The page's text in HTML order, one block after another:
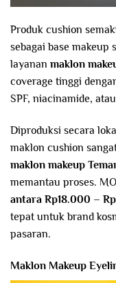
Produk cushion
sebagai base
layanan maklon
coverage tinggi
SPF, niacinamide,
Diproduksi secara
maklon cushion
maklon makeup
memantau proses.
antara Rp18.000 –
tepat untuk brand
pasaran.
Maklon Makeup